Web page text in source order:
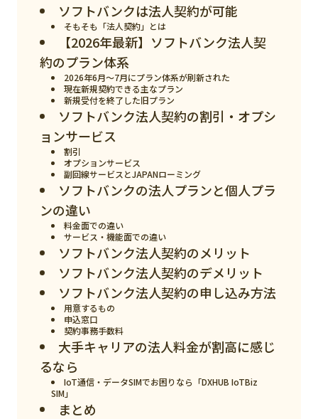
デジタルサイネージ
カメラ
Wi-Fi
おすすめ
スマホ
ソフトバンクは法人契約が可能
そもそも「法人契約」とは
【2026年最新】ソフトバンク法人契
約のプラン体系
2026年6月〜7月にプラン体系が刷新された
現在新規契約できる主なプラン
新規受付を終了した旧プラン
ソフトバンク法人契約の割引・オプシ
ョンサービス
割引
オプションサービス
副回線サービスとJAPANローミング
ソフトバンクの法人プランと個人プラ
ンの違い
料金面での違い
サービス・機能面での違い
ソフトバンク法人契約のメリット
ソフトバンク法人契約のデメリット
ソフトバンク法人契約の申し込み方法
用意するもの
申込窓口
契約事務手数料
大手キャリアの法人料金が割高に感じ
るなら
IoT通信・データSIMでお困りなら「DXHUB IoTBiz
SIM」
まとめ